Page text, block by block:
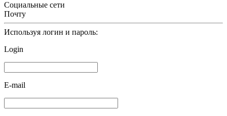
Социальные сети
Почту
Используя логин и пароль:
Login
E-mail